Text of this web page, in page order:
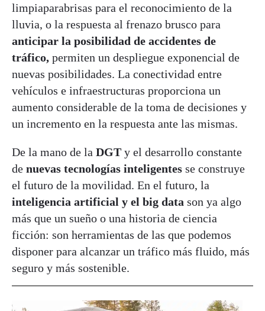
limpiaparabrisas para el reconocimiento de la
lluvia, o la respuesta al frenazo brusco para
anticipar la posibilidad de accidentes de
tráfico, permiten un despliegue exponencial de
nuevas posibilidades. La conectividad entre
vehículos e infraestructuras proporciona un
aumento considerable de la toma de decisiones y
un incremento en la respuesta ante las mismas.
De la mano de la DGT y el desarrollo constante
de nuevas tecnologías inteligentes se construye
el futuro de la movilidad. En el futuro, la
inteligencia artificial y el big data son ya algo
más que un sueño o una historia de ciencia
ficción: son herramientas de las que podemos
disponer para alcanzar un tráfico más fluido, más
seguro y más sostenible.